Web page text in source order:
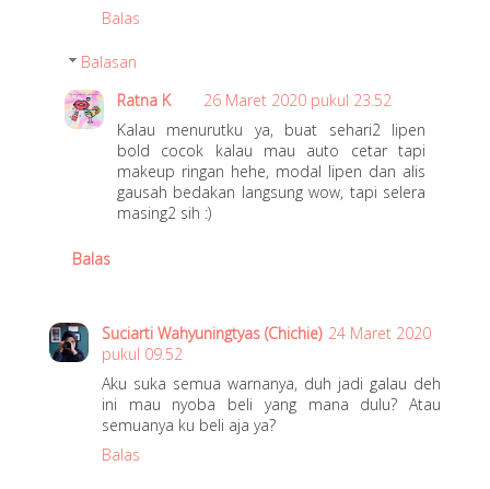
Balas
Balasan
Ratna K
26 Maret 2020 pukul 23.52
Kalau menurutku ya, buat sehari2 lipen
bold cocok kalau mau auto cetar tapi
makeup ringan hehe, modal lipen dan alis
gausah bedakan langsung wow, tapi selera
masing2 sih :)
Balas
Suciarti Wahyuningtyas (Chichie) 24 Maret 2020
pukul 09.52
Aku suka semua warnanya, duh jadi galau deh
ini mau nyoba beli yang mana dulu? Atau
semuanya ku beli aja ya?
Balas